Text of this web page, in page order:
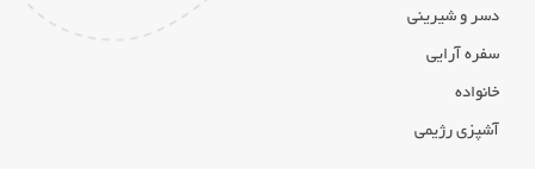
دسر و شیرینی
سفره آرایی
خانواده
آشپزی رژیمی